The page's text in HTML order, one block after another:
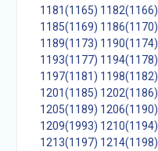
1181(1165) 1182(1166)
1185(1169) 1186(1170)
1189(1173) 1190(1174)
1193(1177) 1194(1178)
1197(1181) 1198(1182)
1201(1185) 1202(1186)
1205(1189) 1206(1190)
1209(1993) 1210(1194)
1213(1197) 1214(1198)